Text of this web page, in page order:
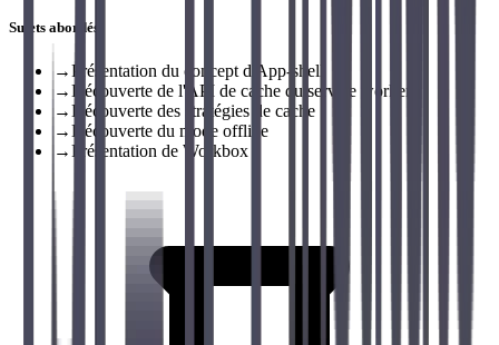
Sujets abordés
→Présentation du concept d'App-shell
→Découverte de l'API de cache du service worker
→Découverte des stratégies de cache
→Découverte du mode offline
→Présentation de Workbox